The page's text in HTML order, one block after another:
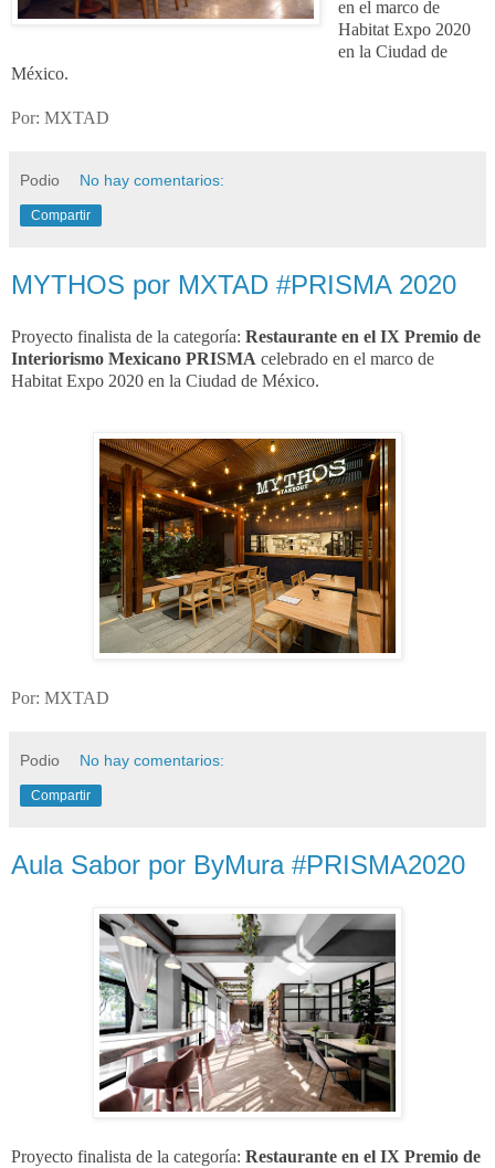
en el marco de
Habitat Expo 2020
en la Ciudad de
México.
Por: MXTAD
Podio No hay comentarios:
Compartir
MYTHOS por MXTAD #PRISMA 2020
Proyecto finalista de la categoría: Restaurante en el IX Premio de
Interiorismo Mexicano PRISMA celebrado en el marco de
Habitat Expo 2020 en la Ciudad de México.
Por: MXTAD
Podio No hay comentarios:
Compartir
Aula Sabor por ByMura #PRISMA2020
Proyecto finalista de la categoría: Restaurante en el IX Premio de